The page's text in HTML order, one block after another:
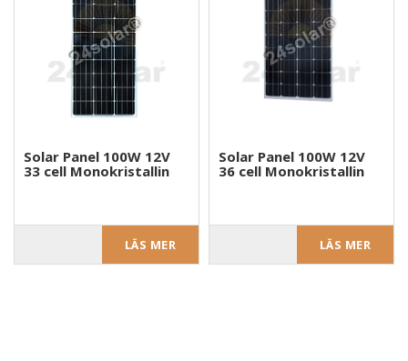
Solar Panel 100W 12V
33 cell Monokristallin
LÄS MER
Solar Panel 100W 12V
36 cell Monokristallin
LÄS MER